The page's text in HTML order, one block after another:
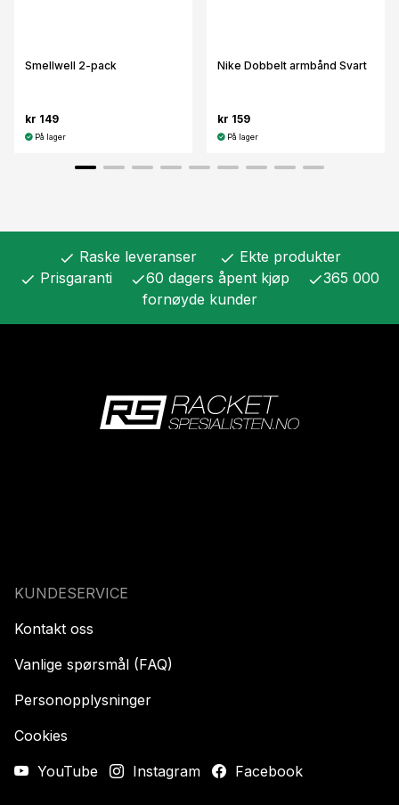
Smellwell 2-pack
kr 149
På lager
Nike Dobbelt armbånd Svart
kr 159
På lager
check Raske leveranser check Ekte produkter
check Prisgaranti check60 dagers åpent kjøp check365 000
fornøyde kunder
KUNDESERVICE
Kontakt oss
Vanlige spørsmål (FAQ)
Personopplysninger
Cookies
YouTube
Instagram Facebook